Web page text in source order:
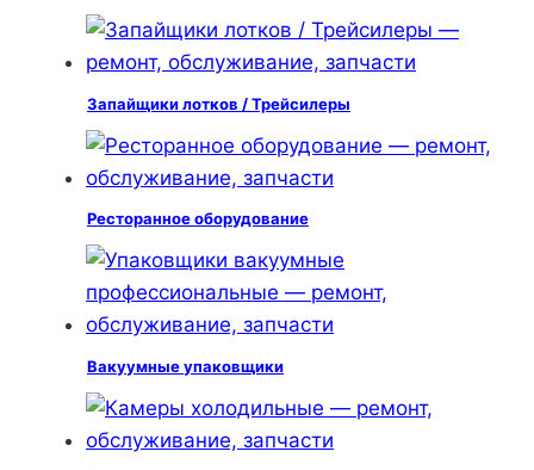
Запайщики лотков / Трейсилеры
Ресторанное оборудование
Вакуумные упаковщики